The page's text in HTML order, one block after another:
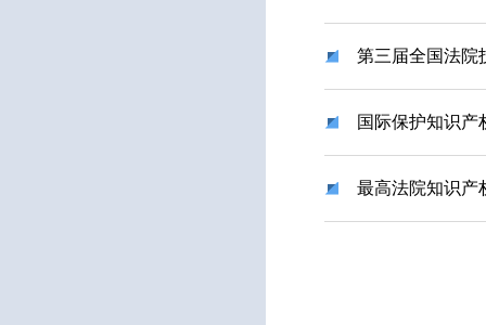
第三届全国法院
国际保护知识产
最高法院知识产